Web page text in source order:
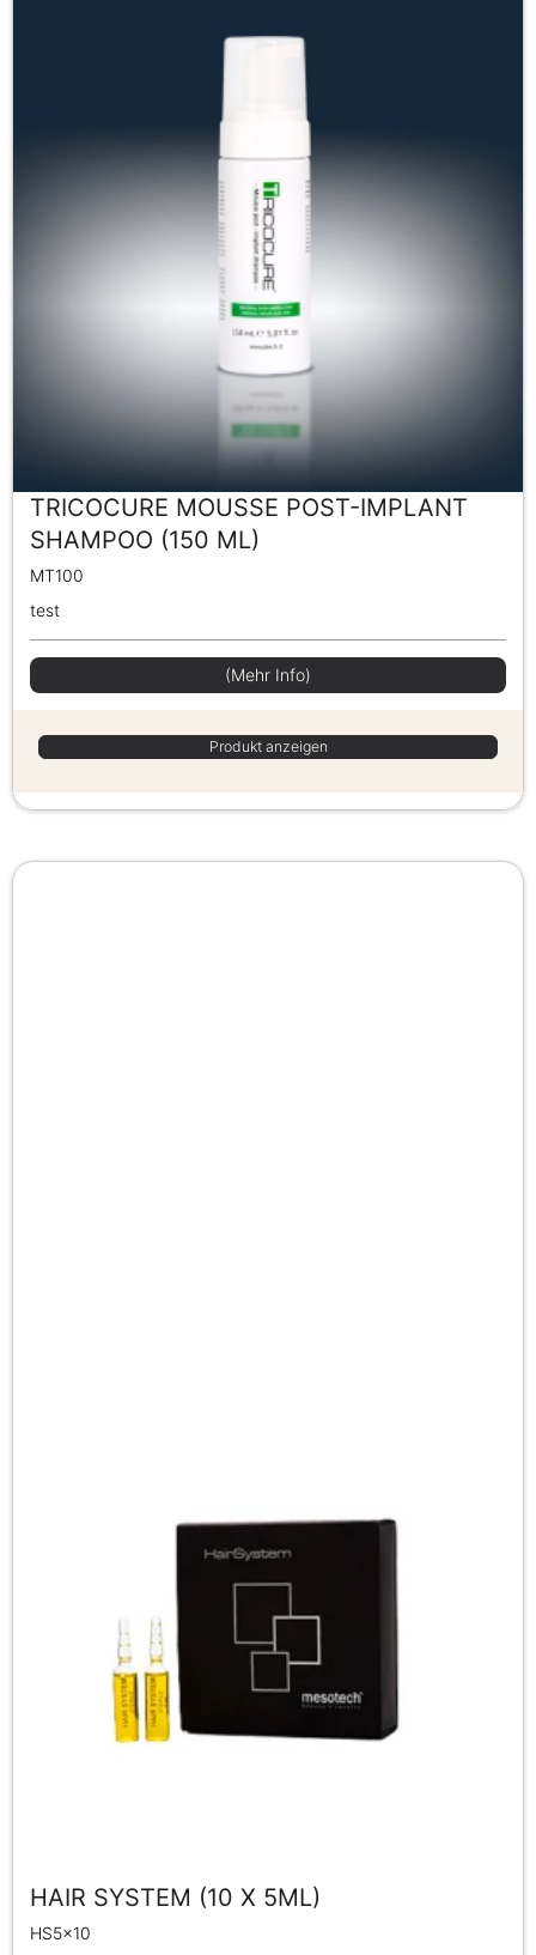
TRICOCURE MOUSSE POST-IMPLANT
SHAMPOO (150 ML)
MT100
test
(Mehr Info)
Produkt anzeigen
HAIR SYSTEM (10 X 5ML)
HS5x10